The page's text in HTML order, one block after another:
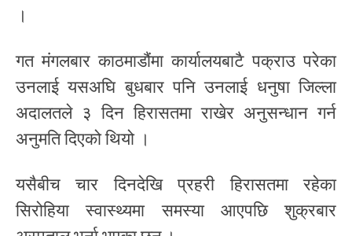
।
गत मंगलबार काठमाडौंमा कार्यालयबाटै पक्राउ परेका
उनलाई यसअघि बुधबार पनि उनलाई धनुषा जिल्ला
अदालतले ३ दिन हिरासतमा राखेर अनुसन्धान गर्न
अनुमति दिएको थियो ।
यसैबीच चार दिनदेखि प्रहरी हिरासतमा रहेका
सिरोहिया स्वास्थ्यमा समस्या आएपछि शुक्रबार